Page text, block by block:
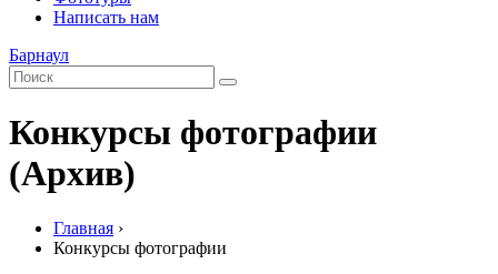
Написать нам
Барнаул
Конкурсы фотографии
(Архив)
Главная ›
Конкурсы фотографии